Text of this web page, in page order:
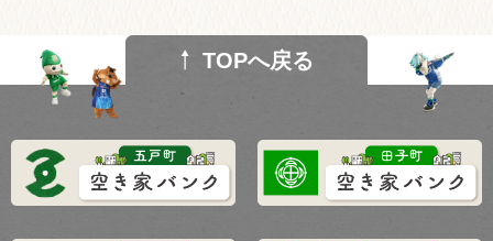
TOPへ戻る